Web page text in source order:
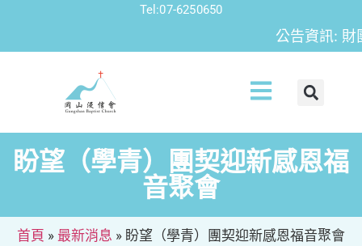
Tel:07-6250650
公告資訊: 財團
盼望（學青）團契迎新感恩福
音聚會
首頁 » 最新消息 » 盼望（學青）團契迎新感恩福音聚會